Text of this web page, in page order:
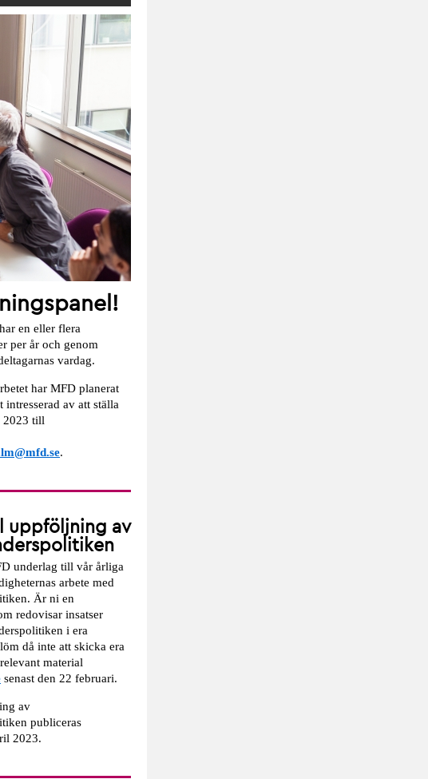
en eller flera
per år och genom
vardag.
har MFD planerat
av att ställa
2023 till
.
uppföljning av
underlag till vår årliga
arbete med
Är ni en
redovisar insatser
i era
då inte att skicka era
material
senast den 22 februari.
av
publiceras
2023.